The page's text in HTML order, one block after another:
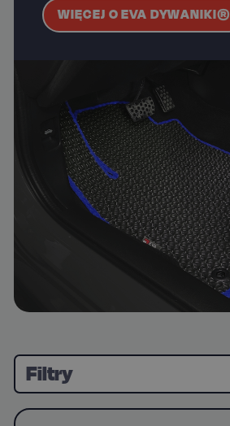
WIĘCEJ O EVA DYWANIKI®
Filtry